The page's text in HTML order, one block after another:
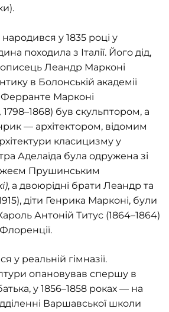
у 1835 році у
походила з Італії. Його дід,
Леандр Марконі
в Болонській академії
Марконі
, 1798–1868) був скульптором, а
— архітектором, відомим
класицизму у
Аделаїда була одружена зі
Прушинським
), а двоюрідні брати Леандр та
діти Генрика Марконі, були
Антоній Титус (1864–1864)
у реальній гімназії.
опановував спершу в
у 1856–1858 роках — на
Варшавської школи